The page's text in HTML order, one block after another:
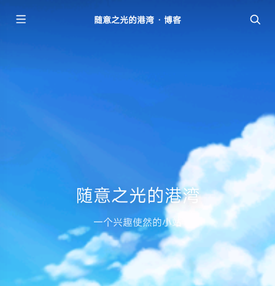
随意之光的港湾 · 博客
随意之光的港湾
一个兴趣使然的小站